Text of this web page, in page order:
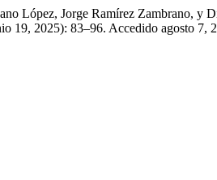
López, Jorge Ramírez Zambrano, y
19, 2025): 83–96. Accedido agosto 7,